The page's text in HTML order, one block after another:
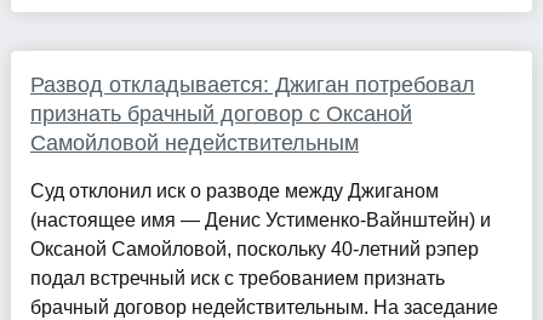
Развод откладывается: Джиган потребовал
признать брачный договор с Оксаной
Самойловой недействительным
Суд отклонил иск о разводе между Джиганом
(настоящее имя — Денис Устименко-Вайнштейн) и
Оксаной Самойловой, поскольку 40-летний рэпер
подал встречный иск с требованием признать
брачный договор недействительным. На заседание